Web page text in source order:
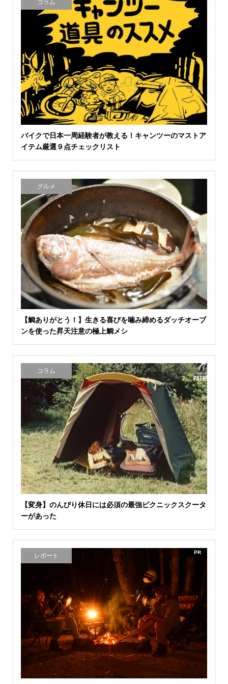
コラム
バイクで日本一周経験者が教える！キャンツーのマストア
イテム厳選９点チェックリスト
グルメ
【鯛ありがとう！】生きる喜びを噛み締めるダッチオーブ
ンを使った昇天注意の極上鯛メシ
コラム
【変身】のんびり休日には必須の最強ピクニックスクータ
ーがあった
レポート PR